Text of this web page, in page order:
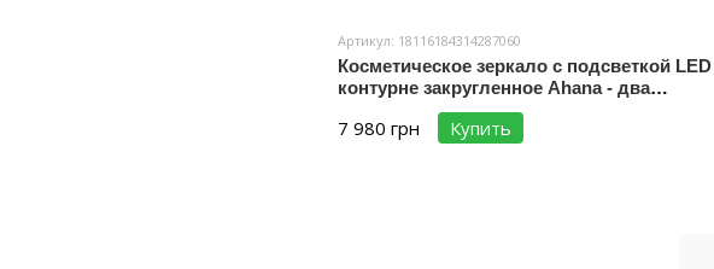
Артикул: 18116184314287060
Косметическое зеркало с подсветкой LED
контурне закругленное Ahana - два
сенсора, часы, линза с подсветкой и
подогрев зеркала
7 980 грн Купить